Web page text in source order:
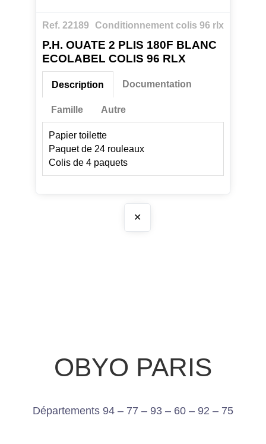
Ref. 22189 Conditionnement colis 96 rlx
P.H. OUATE 2 PLIS 180F BLANC
ECOLABEL COLIS 96 RLX
Description
Papier toilette
Paquet de 24 rouleaux
Colis de 4 paquets
Documentation
Famille Autre
✕
OBYO PARIS
Départements 94 – 77 – 93 – 60 – 92 – 75